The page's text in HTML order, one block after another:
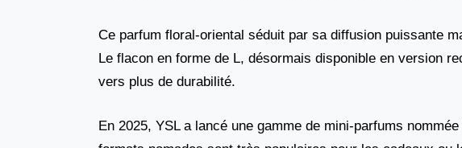
Ce parfum floral-oriental séduit par sa diffusion puissante
Le flacon en forme de L, désormais disponible en version
vers plus de durabilité.
En 2025, YSL a lancé une gamme de mini-parfums nommée